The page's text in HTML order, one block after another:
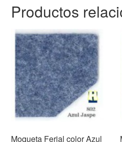
Productos
Moqueta Ferial color Azul